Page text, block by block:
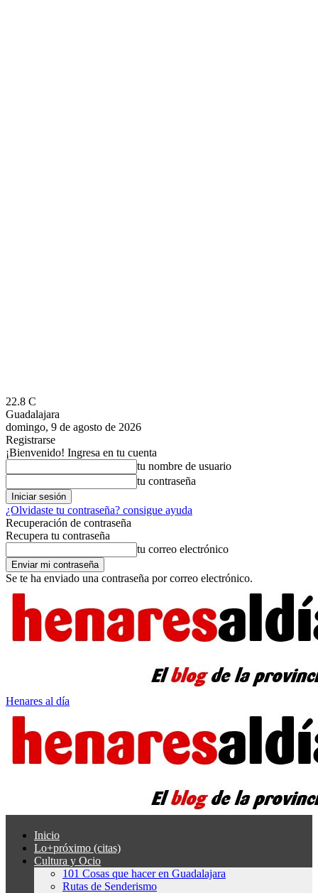
22.8 C
Guadalajara
domingo, 9 de agosto de 2026
Registrarse
¡Bienvenido! Ingresa en tu cuenta
tu nombre de usuario
tu contraseña
¿Olvidaste tu contraseña? consigue ayuda
Recuperación de contraseña
Recupera tu contraseña
tu correo electrónico
Se te ha enviado una contraseña por correo electrónico.
Henares al día
Inicio
Lo+próximo (citas)
Cultura y Ocio
101 Cosas que hacer en Guadalajara
Rutas de Senderismo